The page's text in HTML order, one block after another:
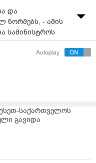
და
ნორმებს, - ამის
სამინისტროს
რომელიც
პრეზიდენტის
და შენობაში
Autoplay
საქართველოს
გავიდა